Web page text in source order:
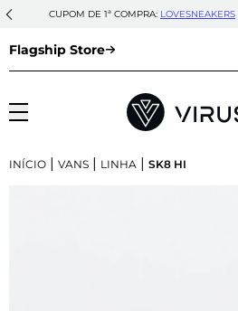
CUPOM DE 1ª COMPRA: LOVESNEAKERS
Flagship Store
INÍCIO | VANS | LINHA | SK8 HI